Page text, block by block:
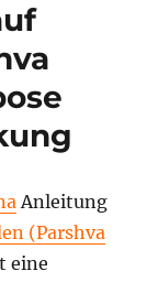
Anleitung
(Parshva
eine